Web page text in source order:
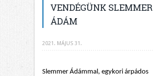
VENDÉGÜNK SLEMMER
ÁDÁM
2021. MÁJUS 31.
Slemmer Ádámmal, egykori árpádos